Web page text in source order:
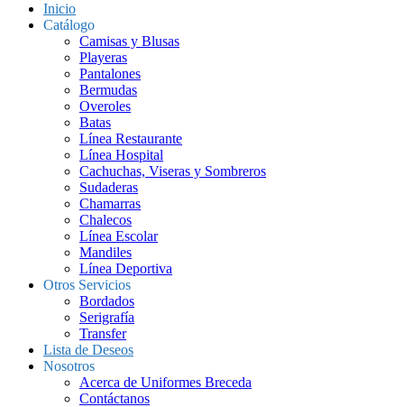
Inicio
Catálogo
Camisas y Blusas
Playeras
Pantalones
Bermudas
Overoles
Batas
Línea Restaurante
Línea Hospital
Cachuchas, Viseras y Sombreros
Sudaderas
Chamarras
Chalecos
Línea Escolar
Mandiles
Línea Deportiva
Otros Servicios
Bordados
Serigrafía
Transfer
Lista de Deseos
Nosotros
Acerca de Uniformes Breceda
Contáctanos